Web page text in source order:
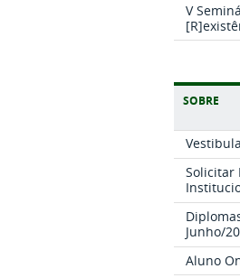
V
SOBRE
Solicitar
Junho/
Aluno